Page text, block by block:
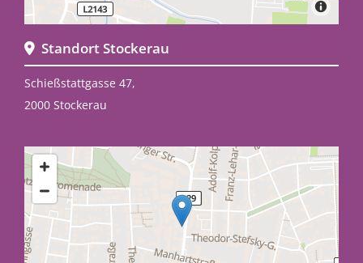
 Standort Stockerau
Schießstattgasse 47,
2000 Stockerau